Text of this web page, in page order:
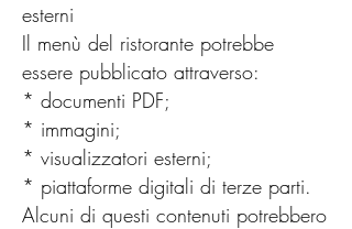
esterni
Il menù del ristorante potrebbe
essere pubblicato attraverso:
* documenti PDF;
* immagini;
* visualizzatori esterni;
* piattaforme digitali di terze parti.
Alcuni di questi contenuti potrebbero